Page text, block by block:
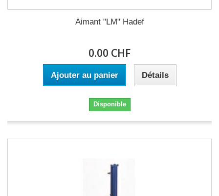
Aimant "LM" Hadef
0.00 CHF
Ajouter au panier Détails
Disponible